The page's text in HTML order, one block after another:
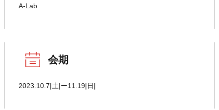
A-Lab
会期
2023.10.7|土|ー11.19|日|